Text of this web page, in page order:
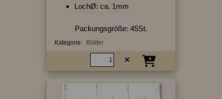
LochØ: ca. 1mm
Packungsgröße: 45St.
Kategorie: Blätter